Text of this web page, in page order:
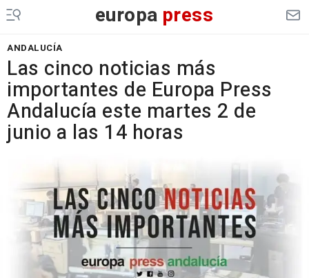
europa press
ANDALUCÍA
Las cinco noticias más
importantes de Europa Press
Andalucía este martes 2 de
junio a las 14 horas